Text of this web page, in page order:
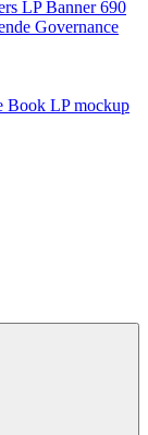
Governance